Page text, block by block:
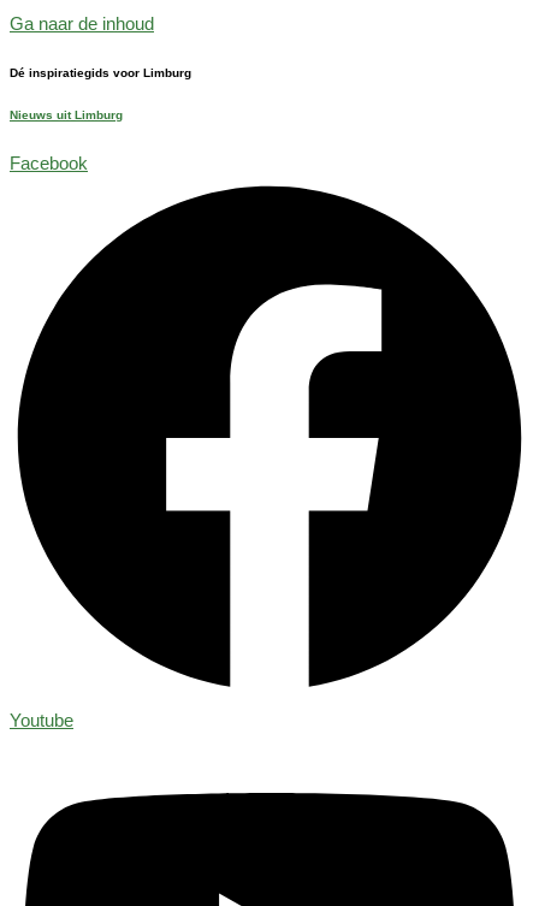
Ga naar de inhoud
Dé inspiratiegids voor Limburg
Nieuws uit Limburg
Facebook
Youtube